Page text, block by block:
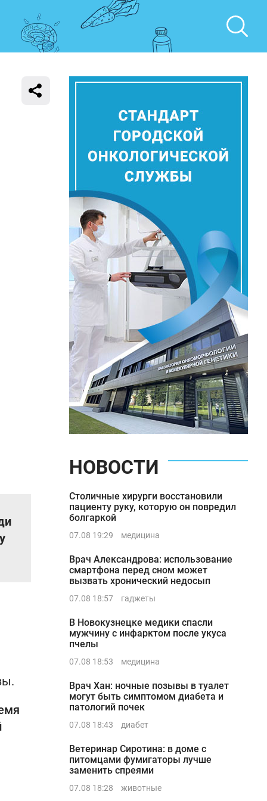
НОВОСТИ
Столичные хирурги восстановили
пациенту руку, которую он повредил
болгаркой
07.08 19:29 медицина
Врач Александрова: использование
смартфона перед сном может
вызвать хронический недосып
07.08 18:57 гаджеты
В Новокузнецке медики спасли
мужчину с инфарктом после укуса
пчелы
07.08 18:53 медицина
Врач Хан: ночные позывы в туалет
могут быть симптомом диабета и
патологий почек
07.08 18:43 диабет
Ветеринар Сиротина: в доме с
питомцами фумигаторы лучше
заменить спреями
07.08 18:28 животные